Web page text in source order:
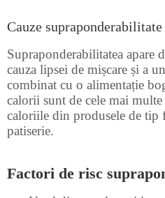
Cauze supraponderabilitate
Supraponderabilitatea apare
cauza lipsei de mișcare și a
combinat cu o alimentație
calorii sunt de cele mai
caloriile din produsele de tip
patiserie.
Factori de risc